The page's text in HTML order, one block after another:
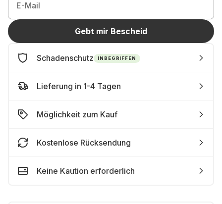
E-Mail
Gebt mir Bescheid
Schadenschutz INBEGRIFFEN
Lieferung in 1-4 Tagen
Möglichkeit zum Kauf
Kostenlose Rücksendung
Keine Kaution erforderlich